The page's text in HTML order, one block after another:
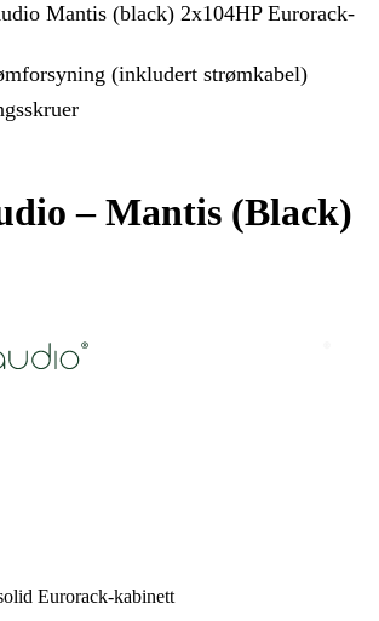
Mantis (black) 2x104HP Eurorack-
(inkludert strømkabel)
– Mantis (Black)
Eurorack-kabinett